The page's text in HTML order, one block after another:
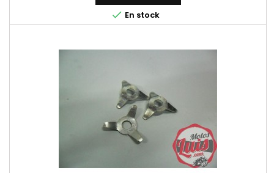
 En stock